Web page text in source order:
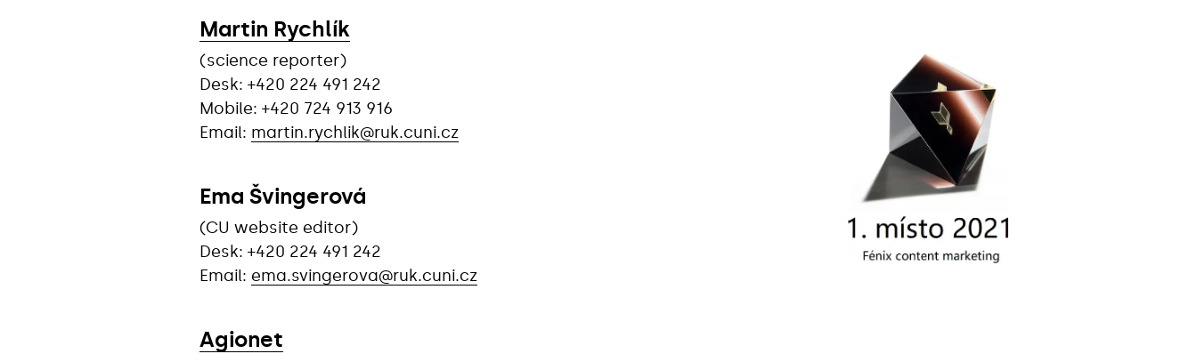
Martin Rychlík
(science reporter)
Desk: +420 224 491 242
Mobile: +420 724 913 916
Email: martin.rychlik@ruk.cuni.cz
Ema Švingerová
(CU website editor)
Desk: +420 224 491 242
Email: ema.svingerova@ruk.cuni.cz
Agionet